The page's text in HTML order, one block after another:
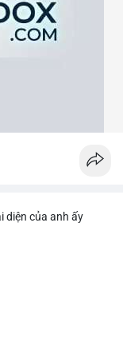
trợ và kháng cự rõ
diện của anh ấy